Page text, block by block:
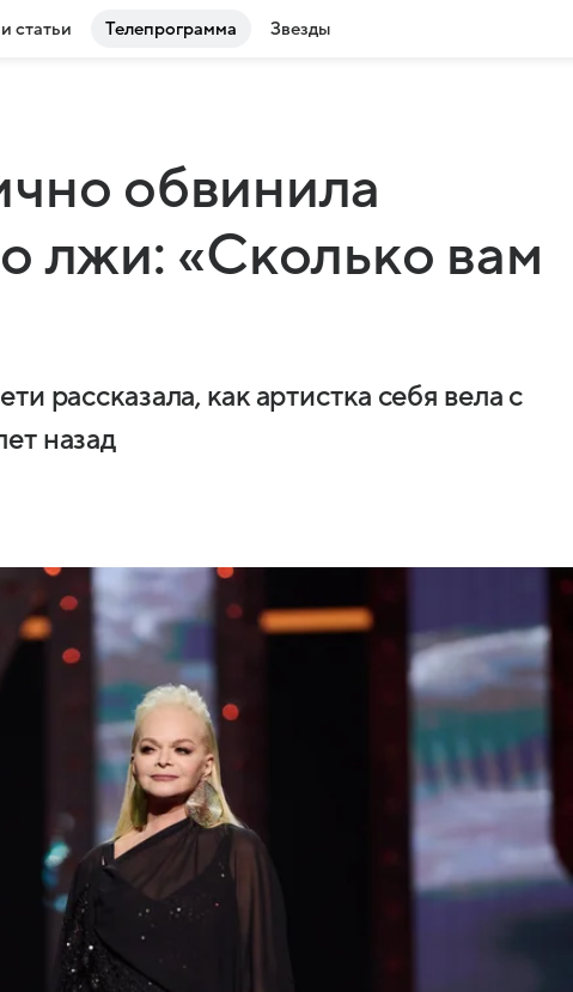
статьи Телепрограмма Звезды
обвинила
лжи: «Сколько вам
рассказала, как артистка себя вела с
назад